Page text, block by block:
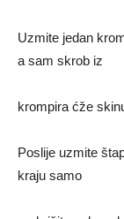
Uzmite jedan
a sam skrob iz
krompira ćže
Poslije uzmite
kraju samo